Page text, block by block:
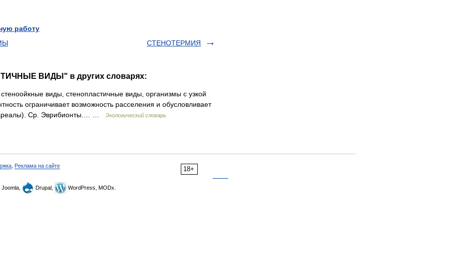
работу
СТЕНОТЕРМИЯ
ВИДЫ" в других словарях:
виды, стенопластичные виды, организмы с узкой
ограничивает возможность расселения и обусловливает
ареалы). Ср. Эврибионты.… …
Экологический словарь
18+
Реклама на сайте
Joomla, Drupal, WordPress, MODx.